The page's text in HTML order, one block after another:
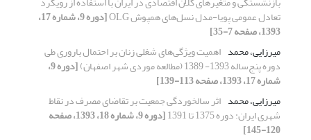
تعادل عمومی پویا-مدل نسل‌های همپوش OLG [دوره 9، شماره 17،
1393، صفحه 7-35]
میرزایی، محمد اهمیت ویژگی‌های شغلی زنان بر احتمال باروری طی
دوره پنج‌ساله 1393- 1389 (مطالعه موردی شهر اصفهان) [دوره 9،
شماره 17، 1393، صفحه 113-139]
میرزایی، محمد اثر سالخوردگی جمعیت بر تقاضای مصرف در نقاط
شهری ایران: دوره 1375 تا 1391 [دوره 9، شماره 18، 1393، صفحه
120-145]